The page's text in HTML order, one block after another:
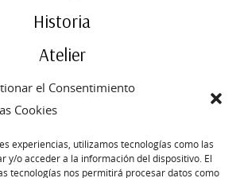
el Consentimiento
Cookies
experiencias, utilizamos tecnologías como las
y/o acceder a la información del dispositivo. El
tecnologías nos permitirá procesar datos como
Historia
Atelier
Contacto